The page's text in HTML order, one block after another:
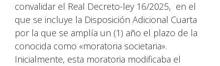
convalidar el Real Decreto-ley 16/2025, en el
que se incluye la Disposición Adicional Cuarta
por la que se amplía un (1) año el plazo de la
conocida como «moratoria societaria».
Inicialmente, esta moratoria modificaba el